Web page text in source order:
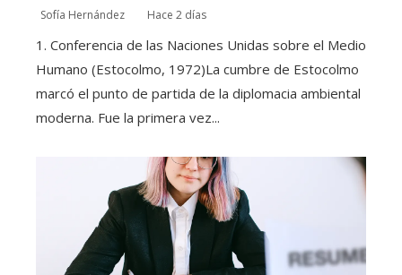
Sofía Hernández Hace 2 días
1. Conferencia de las Naciones Unidas sobre el Medio
Humano (Estocolmo, 1972)La cumbre de Estocolmo
marcó el punto de partida de la diplomacia ambiental
moderna. Fue la primera vez...